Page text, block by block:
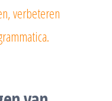
verbeteren